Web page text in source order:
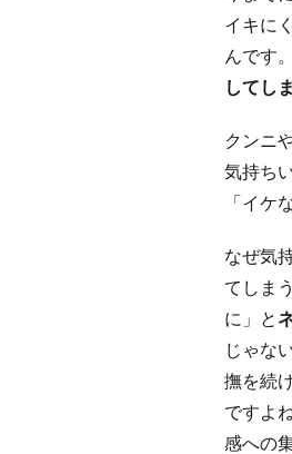
イキに
んです
してし
クンニ
気持ち
「イケ
なぜ気
てしま
に」と
じゃな
撫を続
ですよ
感への